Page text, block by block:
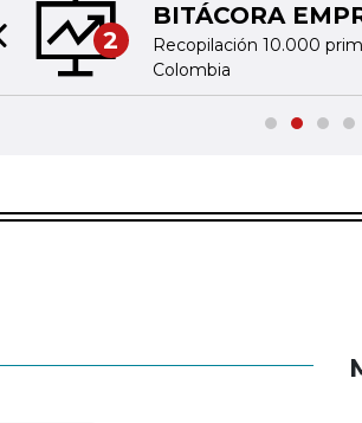
2
BITÁCORA
Recopilación 10.000
Colombia
slide